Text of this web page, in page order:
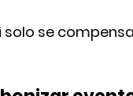
solo se